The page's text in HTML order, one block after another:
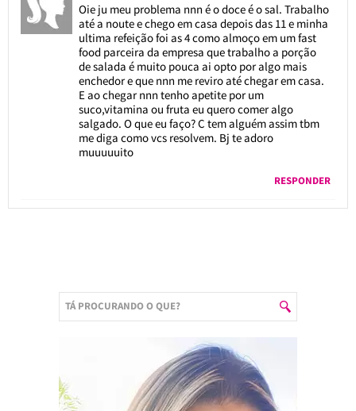
Oie ju meu problema nnn é o doce é o sal. Trabalho
até a noute e chego em casa depois das 11 e minha
ultima refeição foi as 4 como almoço em um fast
food parceira da empresa que trabalho a porção
de salada é muito pouca ai opto por algo mais
enchedor e que nnn me reviro até chegar em casa.
E ao chegar nnn tenho apetite por um
suco,vitamina ou fruta eu quero comer algo
salgado. O que eu faço? C tem alguém assim tbm
me diga como vcs resolvem. Bj te adoro
muuuuuito
RESPONDER